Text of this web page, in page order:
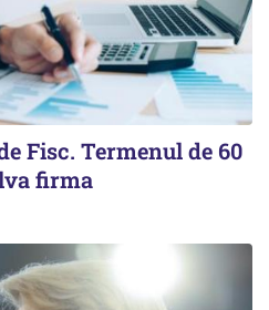
Fisc. Termenul de 60
firma